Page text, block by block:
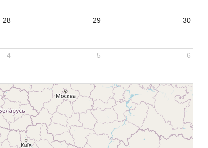
28 29 30
4 5 6